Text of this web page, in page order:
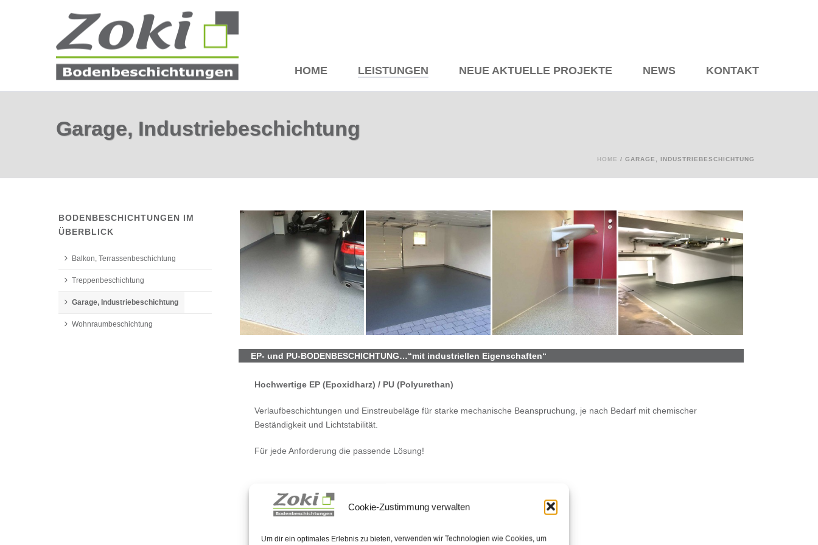
Cookie-Zustimmung verwalten
Um dir ein optimales Erlebnis zu bieten, verwenden wir Technologien wie Cookies, um
HOME LEISTUNGEN NEUE AKTUELLE PROJEKTE NEWS KONTAKT
Garage, Industriebeschichtung
HOME / GARAGE, INDUSTRIEBESCHICHTUNG
EP- und PU-BODENBESCHICHTUNG…“mit industriellen Eigenschaften“
Hochwertige EP (Epoxidharz) / PU (Polyurethan)
Verlaufbeschichtungen und Einstreubeläge für starke mechanische Beanspruchung, je nach Bedarf mit chemischer
Beständigkeit und Lichtstabilität.
Für jede Anforderung die passende Lösung!
Einsatzgebiete
Garagen, Keller- und Werkstatträume
Vorteile
fugenlos
BODENBESCHICHTUNGEN IM
ÜBERBLICK
Balkon, Terrassenbeschichtung
Treppenbeschichtung
Garage, Industriebeschichtung
Wohnraumbeschichtung